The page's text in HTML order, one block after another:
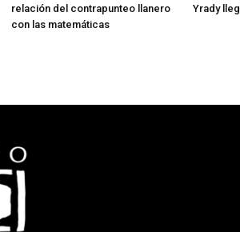
relación del contrapunteo llanero
con las matemáticas
Yrady